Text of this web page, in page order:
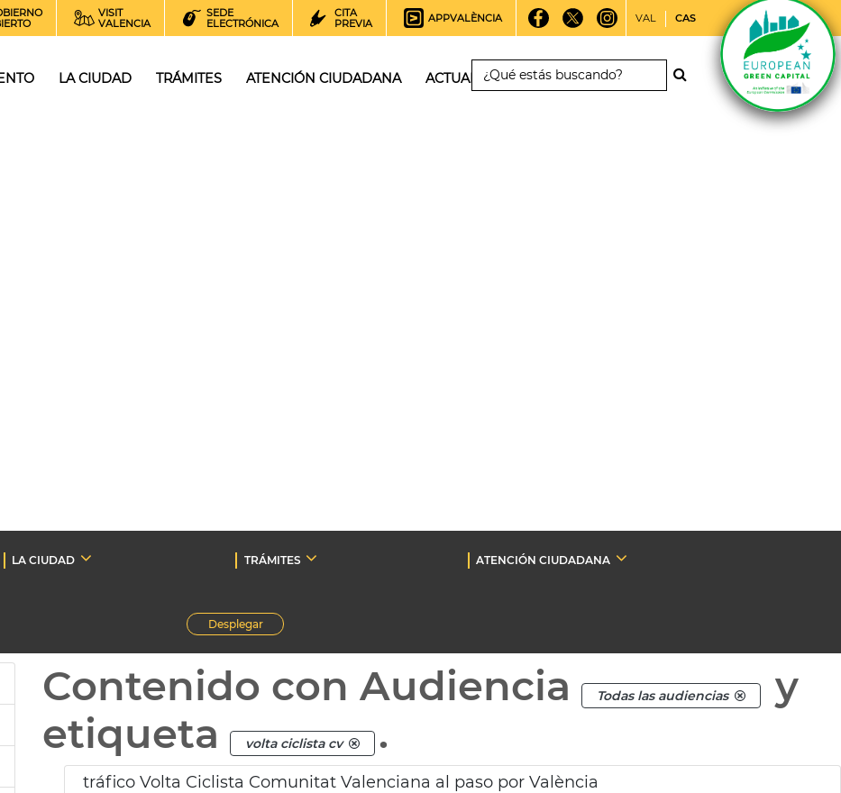
VISIT
VALENCIA
SEDE
ELECTRÓNICA
CITA
PREVIA
APPVALÈNCIA VAL CAS
LA CIUDAD TRÁMITES ATENCIÓN CIUDADANA ACTUALIDAD
LA CIUDAD TRÁMITES
ATENCIÓN CIUDADANA
Desplegar
Contenido con Audiencia Todas las audiencias
y
etiqueta
volta ciclista cv .
tráfico Volta Ciclista Comunitat Valenciana al paso por València